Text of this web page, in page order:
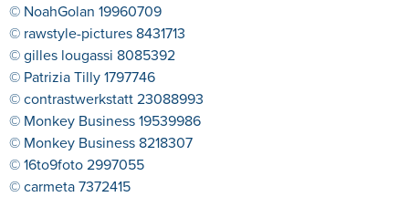
© NoahGolan 19960709
© rawstyle-pictures 8431713
© gilles lougassi 8085392
© Patrizia Tilly 1797746
© contrastwerkstatt 23088993
© Monkey Business 19539986
© Monkey Business 8218307
© 16to9foto 2997055
© carmeta 7372415